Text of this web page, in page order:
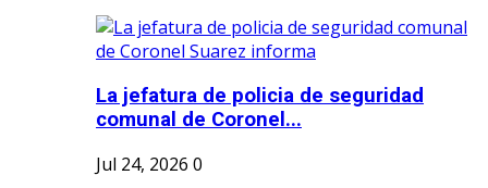
La jefatura de policia de seguridad
comunal de Coronel...
Jul 24, 2026 0